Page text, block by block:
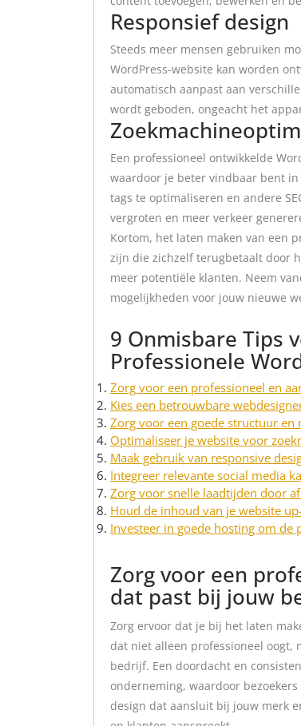
Responsief design
Steeds meer mensen gebruiken
WordPress-website kan worden
automatisch aanpast aan
wordt geboden, ongeacht het
Een professioneel ontwikkelde
waardoor je beter vindbaar bent in
tags te optimaliseren en andere
vergroten en meer verkeer
Kortom, het laten maken van een
zijn die zichzelf terugbetaalt door
meer potentiële klanten. Neem
mogelijkheden voor jouw nieuwe
9 Onmisbare Tips
Professionele
Zorg voor een professioneel en
Kies een betrouwbare
Zorg voor een goede structuur
Optimaliseer je website voor
Maak gebruik van responsive
Integreer relevante social media
Zorg voor snelle laadtijden door
Houd de inhoud van je website
Investeer in goede hosting om de
Zorg voor een
dat past bij jouw
Zorg ervoor dat je bij het laten
dat niet alleen professioneel oogt,
bedrijf. Een doordacht en
onderneming, waardoor
design dat aansluit bij jouw merk